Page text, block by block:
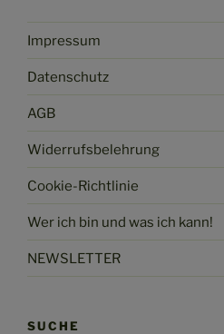
Impressum
Datenschutz
AGB
Widerrufsbelehrung
Cookie-Richtlinie
Wer ich bin und was ich kann!
NEWSLETTER
SUCHE